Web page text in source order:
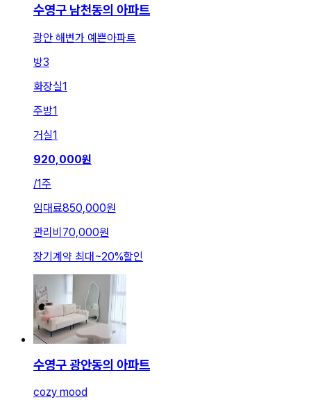
수영구 남천동의 아파트
광안 해변가 예쁜아파트
방3
화장실1
주방1
거실1
920,000원
/1주
임대료850,000원
관리비 70,000원
장기계약 최대~20%할인
수영구 광안동의 아파트
cozy mood